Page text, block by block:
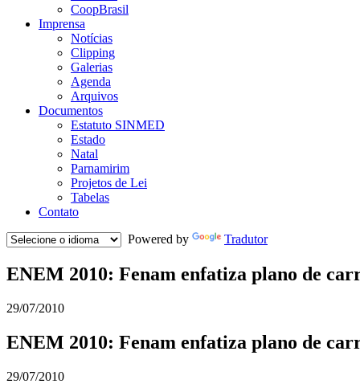
CoopBrasil
Imprensa
Notícias
Clipping
Galerias
Agenda
Arquivos
Documentos
Estatuto SINMED
Estado
Natal
Parnamirim
Projetos de Lei
Tabelas
Contato
Powered by
Tradutor
ENEM 2010: Fenam enfatiza plano de
29/07/2010
ENEM 2010: Fenam enfatiza plano de
29/07/2010